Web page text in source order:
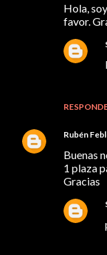
Hola,
favor.
Rubén
Buenas
1 plaza
Gracias